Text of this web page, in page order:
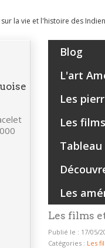
la vie et l'histoire des
Blog
L'art
Les
Les
Les
Les films
Publié le : 17/05/
Catégories : Les